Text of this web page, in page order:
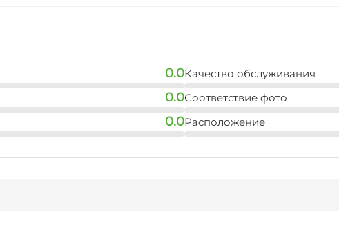
0.0
0.0
0.0
Качество обслуживания
Соответствие фото
Расположение